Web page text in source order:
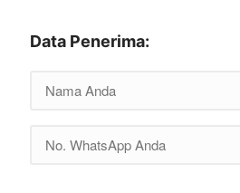
Data Penerima: